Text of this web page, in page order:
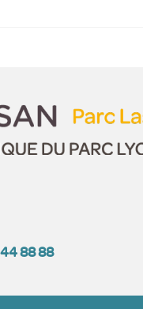
88 88